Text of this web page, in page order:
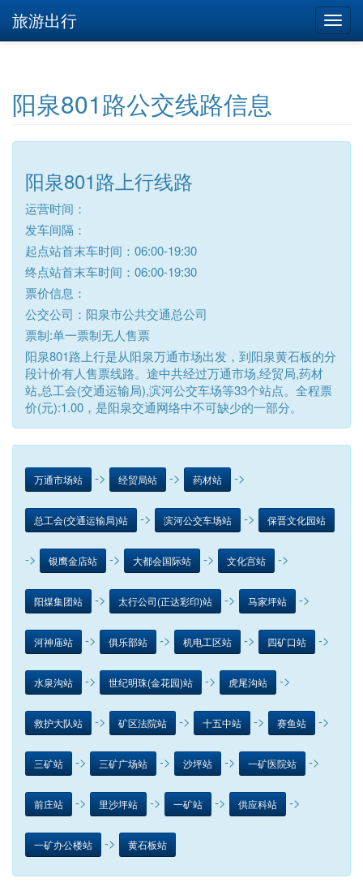
旅游出行
阳泉801路公交线路信息
阳泉801路上行线路
运营时间：
发车间隔：
起点站首末车时间：06:00-19:30
终点站首末车时间：06:00-19:30
票价信息：
公交公司：阳泉市公共交通总公司
票制:单一票制无人售票
阳泉801路上行是从阳泉万通市场出发，到阳泉黄石板的分
段计价有人售票线路。途中共经过万通市场,经贸局,药材
站,总工会(交通运输局),滨河公交车场等33个站点。全程票
价(元):1.00，是阳泉交通网络中不可缺少的一部分。
万通市场站 -> 经贸局站 -> 药材站 ->
总工会(交通运输局)站 -> 滨河公交车场站 -> 保晋文化园站
-> 银鹰金店站 -> 大都会国际站 -> 文化宫站 ->
阳煤集团站 -> 太行公司(正达彩印)站 -> 马家坪站 ->
河神庙站 -> 俱乐部站 -> 机电工区站 -> 四矿口站 ->
水泉沟站 -> 世纪明珠(金花园)站 -> 虎尾沟站 ->
救护大队站 -> 矿区法院站 -> 十五中站 -> 赛鱼站 ->
三矿站 -> 三矿广场站 -> 沙坪站 -> 一矿医院站 ->
前庄站 -> 里沙坪站 -> 一矿站 -> 供应科站 ->
一矿办公楼站 -> 黄石板站